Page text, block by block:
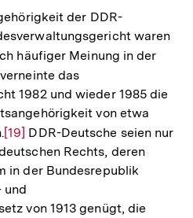
der
Fußnote
der DDR-
waren
häufiger Meinung in der
verneinte das
1982 und wieder 1985 die
von etwa
Zur
Auflösung
der
Fußnote
[19] DDR-Deutsche seien nur
Rechts, deren
in der Bundesrepublik
und
von 1913 genügt, die